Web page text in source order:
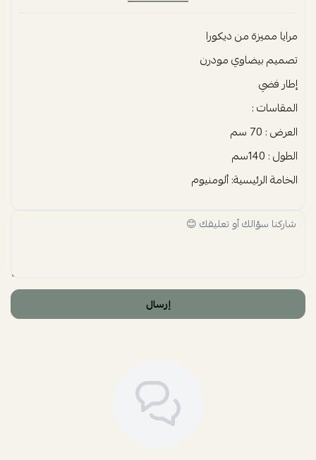
مرايا مميزة من ديكورا
تصميم بيضاوي مودرن
إطار فضي
المقاسات :
العرض : 70 سم
الطول : 140سم
الخامة الرئيسية: ألومنيوم
إرسال